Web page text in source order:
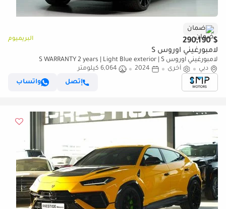
ضمان
$ 290,190 البريميوم
لامبورغيني اوروس S
لامبورغيني اوروس S WARRANTY 2 years | Light Blue exterior | S
دبي
أخرى 2024
6,064 كيلومتر
إتصل
واتساب